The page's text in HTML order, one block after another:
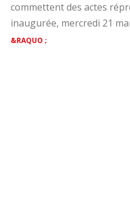
commettent des actes
inaugurée, mercredi 21
&RAQUO ;